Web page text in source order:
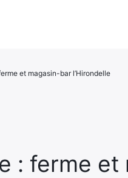
et magasin-bar l’Hirondelle
: ferme